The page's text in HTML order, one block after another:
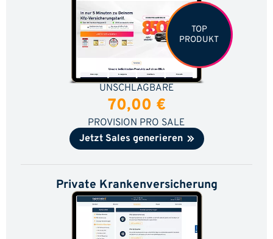
TOP
PRODUKT
UNSCHLAGBARE
70,00 €
PROVISION PRO SALE
Jetzt Sales generieren
Private Krankenversicherung